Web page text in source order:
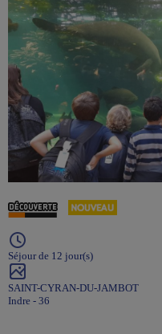
Séjour de 12 jour(s)
SAINT-CYRAN-DU-JAMBOT
Indre - 36